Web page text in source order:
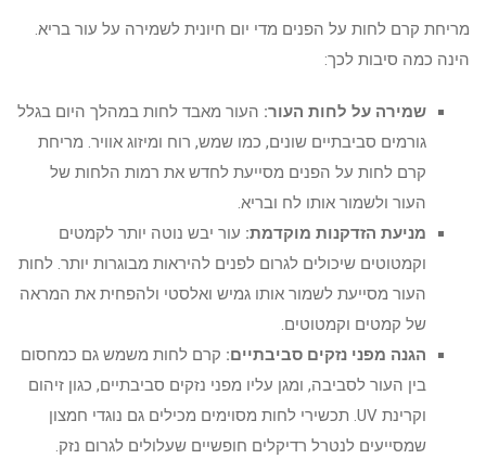
מריחת קרם לחות על הפנים מדי יום חיונית לשמירה על עור בריא.
הינה כמה סיבות לכך:
שמירה על לחות העור:העור מאבד לחות במהלך היום בגלל
גורמים סביבתיים שונים, כמו שמש, רוח ומיזוג אוויר. מריחת
קרם לחות על הפנים מסייעת לחדש את רמות הלחות של
העור ולשמור אותו לח ובריא.
מניעת הזדקנות מוקדמת:עור יבש נוטה יותר לקמטים
וקמטוטים שיכולים לגרום לפנים להיראות מבוגרות יותר. לחות
העור מסייעת לשמור אותו גמיש ואלסטי ולהפחית את המראה
של קמטים וקמטוטים.
הגנה מפני נזקים סביבתיים:קרם לחות משמש גם כמחסום
בין העור לסביבה, ומגן עליו מפני נזקים סביבתיים, כגון זיהום
וקרינת UV. תכשירי לחות מסוימים מכילים גם נוגדי חמצון
שמסייעים לנטרל רדיקלים חופשיים שעלולים לגרום נזק.